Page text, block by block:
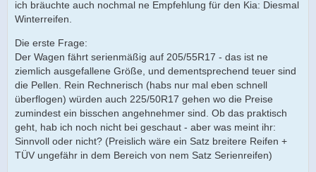
ich bräuchte auch nochmal ne Empfehlung für den Kia: Diesmal
Winterreifen.
Die erste Frage:
Der Wagen fährt serienmäßig auf 205/55R17 - das ist ne
ziemlich ausgefallene Größe, und dementsprechend teuer sind
die Pellen. Rein Rechnerisch (habs nur mal eben schnell
überflogen) würden auch 225/50R17 gehen wo die Preise
zumindest ein bisschen angehnehmer sind. Ob das praktisch
geht, hab ich noch nicht bei geschaut - aber was meint ihr:
Sinnvoll oder nicht? (Preislich wäre ein Satz breitere Reifen +
TÜV ungefähr in dem Bereich von nem Satz Serienreifen)